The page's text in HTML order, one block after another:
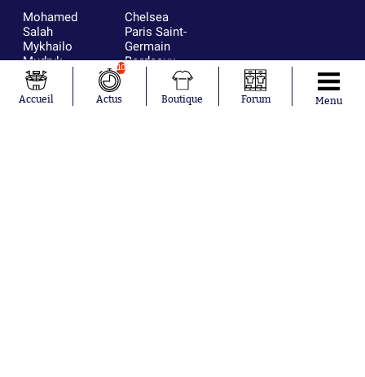
Mohamed
Salah
Mykhailo
Mudryk
Neymar
Khalis Merah
Loïs Openda
Chelsea
Paris Saint-
Germain
Bordeaux
Olympique
FIFA
Accueil
10
Actus Boutique Forum Menu